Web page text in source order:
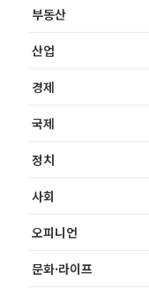
부동산
산업
경제
국제
정치
사회
오피니언
문화·라이프